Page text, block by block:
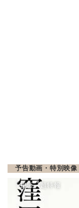
予告動画・特別映像
『初恋』超特報